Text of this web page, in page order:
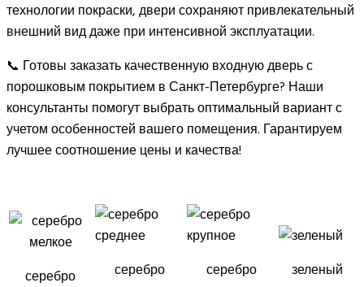
технологии покраски, двери сохраняют привлекательный
внешний вид даже при интенсивной эксплуатации.
📞 Готовы заказать качественную входную дверь с
порошковым покрытием в Санкт-Петербурге? Наши
консультанты помогут выбрать оптимальный вариант с
учетом особенностей вашего помещения. Гарантируем
лучшее соотношение цены и качества!
серебро
серебро
серебро
зеленый